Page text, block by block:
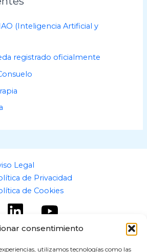
consentimiento
utilizamos tecnologías como las
(Inteligencia Artificial y
registrado oficialmente
Legal
de Privacidad
de Cookies